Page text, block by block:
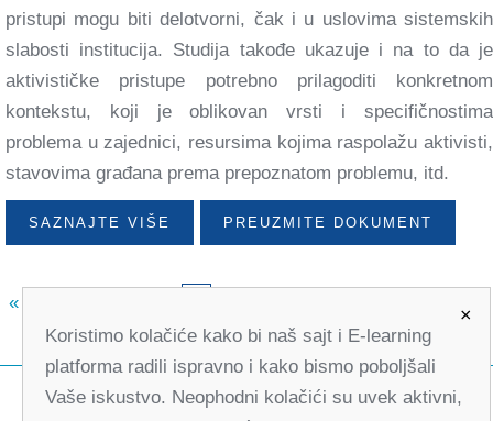
pristupi mogu biti delotvorni, čak i u uslovima sistemskih
slabosti institucija. Studija takođe ukazuje i na to da je
aktivističke pristupe potrebno prilagoditi konkretnom
kontekstu, koji je oblikovan vrsti i specifičnostima
problema u zajednici, resursima kojima raspolažu aktivisti,
stavovima građana prema prepoznatom problemu, itd.
SAZNAJTE VIŠE PREUZMITE DOKUMENT
«
×
Koristimo kolačiće kako bi naš sajt i E-learning
platforma radili ispravno i kako bismo poboljšali
Vaše iskustvo. Neophodni kolačići su uvek aktivni,